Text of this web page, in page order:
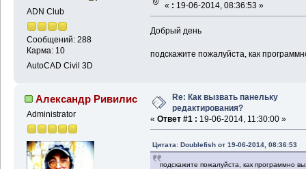
ADN Club
Сообщений: 288
Карма: 10
AutoCAD Civil 3D
« : 19-06-2014, 08:36:53 »
Добрый день
подскажите пожалуйста, как
Александр Ривилис
Administrator
Re: Как вызвать панельку
редактирования?
« Ответ #1 : 19-06-2014, 11:30:00 »
Цитата: Doublefish от 19-06-2014, 08:36:53
подскажите пожалуйста, как программно